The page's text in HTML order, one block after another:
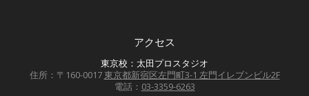
アクセス
東京校：太田プロスタジオ
住所：〒160-0017東京都新宿区左門町3-1 左門イレブンビル2F
電話： 03-3359-6263